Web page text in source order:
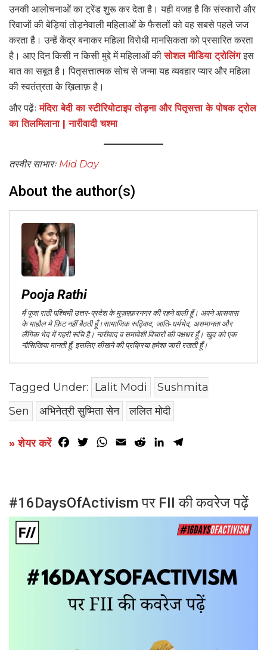
उनकी आलोचनाओं का ट्रेंड शुरू कर देता है। यही वजह है कि संस्कारों और
रिवाजों की बेड़ियां तोड़नेवाली महिलाओं के फैसलों को वह सबसे पहले जज
करता है। उन्हें केंद्र बनाकर महिला विरोधी मानसिकता को प्रसारित करता
है। आए दिन किसी न किसी मुद्दे में महिलाओं कीसोशल मीडिया ट्रोलिंगइस
बात का सबूत है। पितृसत्तात्मक सोच से जन्मा यह व्यवहार प्यार और महिला
की स्वतंत्रता के ख़िलाफ़ है।
और पढे़ंःमंदिरा बेदी का स्टीरियोटाइप तोड़ना और पितृसत्ता के पोषक ट्रोल
का तिलमिलाना | नारीवादी चश्मा
तस्वीर साभारः Mid Day
About the author(s)
Pooja Rathi
मैं पूजा राठी पश्चिमी उत्तर-प्रदेश के मुज़फ़्फ़रनगर की रहने वाली हूँ। अपने आसपास
के माहौल मे फ़िट नहीं बैठती हूँ।सामाजिक रूढ़िवाद, जाति-धर्मभेद, असमानता और
लैंगिक भेद में गहरी रूचि है। नारीवाद व समावेशी विचारों की पक्षधर हूँ। खुद को एक
नौसिखिया मानती हूँ, इसलिए सीखने की प्रक्रिया हमेशा जारी रखती हूँ।
Tagged Under: Lalit Modi
Sushmita
Sen
अभिनेत्री सुष्मिता सेन ललित मोदी
» शेयर करें Facebook
TwitterWhatsApp
Email RedditLinkedIn
#16DaysOfActivism पर FII की कवरेज पढ़ें